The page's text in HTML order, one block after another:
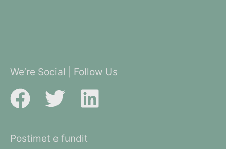
We’re Social | Follow Us
Postimet e fundit